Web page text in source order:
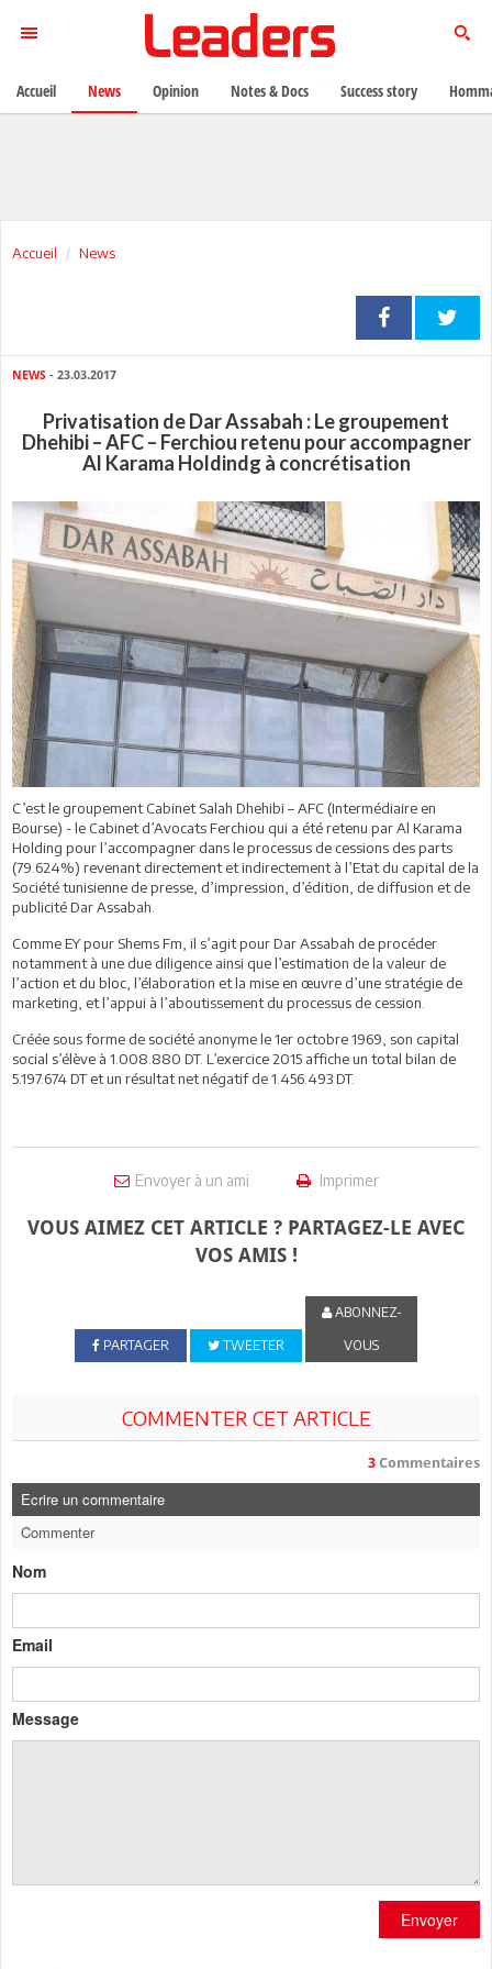
Accueil News
NEWS - 23.03.2017
Privatisation de Dar Assabah : Le groupement
Dhehibi – AFC – Ferchiou retenu pour accompagner
Al Karama Holdindg à concrétisation
C’est le groupement Cabinet Salah Dhehibi – AFC (Intermédiaire en
Bourse) - le Cabinet d’Avocats Ferchiou qui a été retenu par Al Karama
Holding pour l’accompagner dans le processus de cessions des parts
(79.624%) revenant directement et indirectement à l’Etat du capital de la
Société tunisienne de presse, d’impression, d’édition, de diffusion et de
publicité Dar Assabah.
Comme EY pour Shems Fm, il s’agit pour Dar Assabah de procéder
notamment à une due diligence ainsi que l’estimation de la valeur de
l’action et du bloc, l’élaboration et la mise en œuvre d’une stratégie de
marketing, et l’appui à l’aboutissement du processus de cession.
Créée sous forme de société anonyme le 1er octobre 1969, son capital
social s’élève à 1.008.880 DT. L’exercice 2015 affiche un total bilan de
5.197.674 DT et un résultat net négatif de 1.456.493 DT.
Envoyer à un ami Imprimer
VOUS AIMEZ CET ARTICLE ? PARTAGEZ-LE AVEC
VOS AMIS !
PARTAGER TWEETER
ABONNEZ-
VOUS
COMMENTER CET ARTICLE
3 Commentaires
Ecrire un commentaire
Commenter
Nom
Email
Message
Envoyer
Accueil News Opinion Notes & Docs Success story